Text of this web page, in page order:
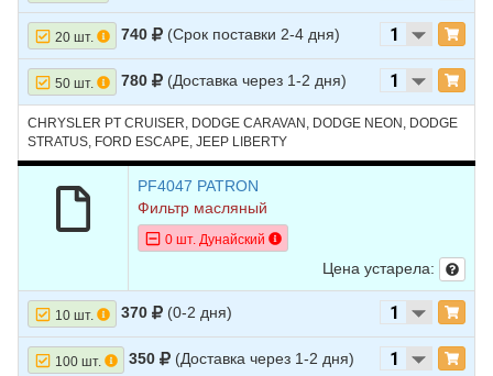
20 шт. 740 (Срок поставки 2-4 дня)
50 шт. 780 (Доставка через 1-2 дня)
CHRYSLER PT CRUISER, DODGE CARAVAN, DODGE NEON, DODGE
STRATUS, FORD ESCAPE, JEEP LIBERTY
PF4047 PATRON
Фильтр масляный
0 шт. Дунайский
Цена устарела:
10 шт. 370 (0-2 дня)
100 шт. 350 (Доставка через 1-2 дня)